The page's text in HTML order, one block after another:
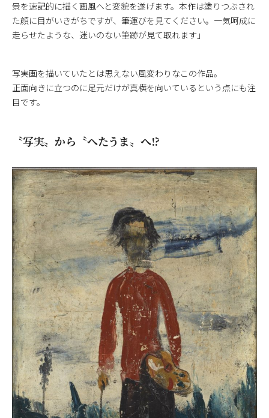
景を速記的に描く画風へと変貌を遂げます。本作は塗りつぶされ
た顔に目がいきがちですが、筆運びを見てください。一気呵成に
走らせたような、迷いのない筆跡が見て取れます」
写実画を描いていたとは思えない風変わりなこの作品。
正面向きに立つのに足元だけが真横を向いているという点にも注
目です。
〝写実〟から〝へたうま〟へ!?